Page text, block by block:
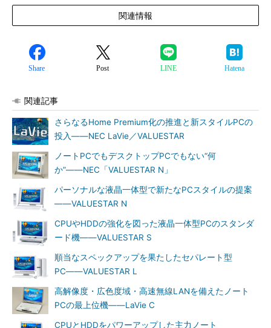
関連情報
Share Post LINE Hatena
関連記事
さらなるHome Premium化の推進と新スタイルPCの
投入――NEC LaVie／VALUESTAR
ノートPCでもデスクトップPCでもない“何
か”――NEC「VALUESTAR N」
パーソナルな液晶一体型で新たなPCスタイルの提案
――VALUESTAR N
CPUやHDDの強化を図った液晶一体型PCのスタンダ
ード機――VALUESTAR S
順当なスペックアップを果たしたセパレート型
PC――VALUESTAR L
高解像度・広色度域・高速無線LANを備えたノート
PCの最上位機――LaVie C
CPUとHDDをパワーアップした主力ノート